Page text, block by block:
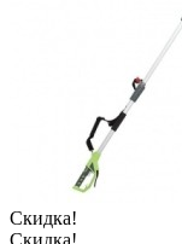
Скидка!
Скидка!